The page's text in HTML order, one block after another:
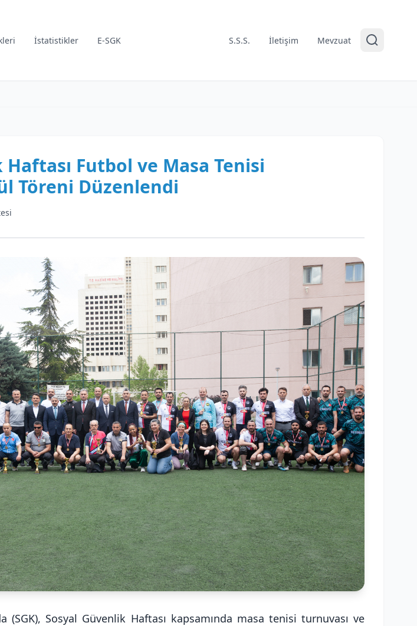
İstatistikler E-SGK S.S.S. İletişim Mevzuat
Futbol ve Masa Tenisi
Töreni Düzenlendi
(SGK), Sosyal Güvenlik Haftası kapsamında masa tenisi turnuvası ve